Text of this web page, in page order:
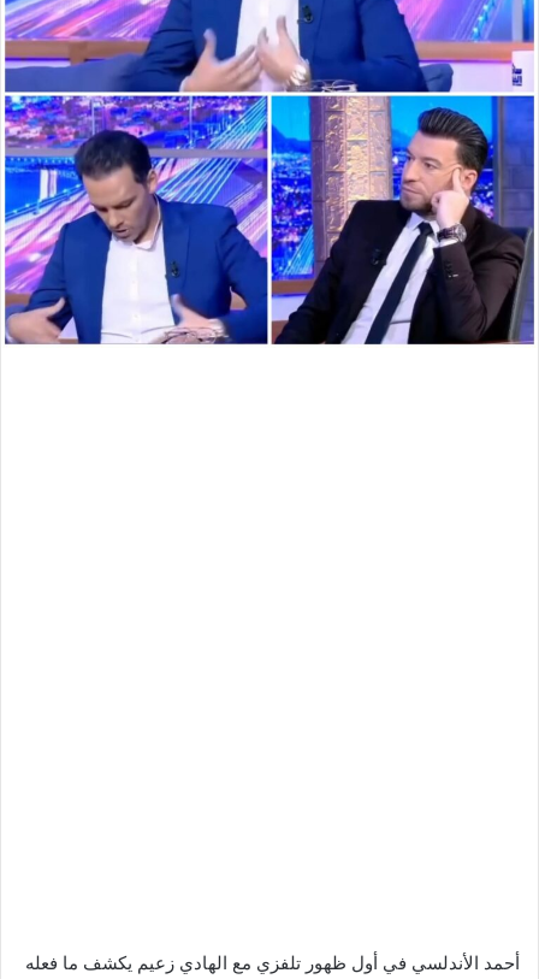
أحمد الأندلسي في أول ظهور تلفزي مع الهادي زعيم يكشف ما فعله